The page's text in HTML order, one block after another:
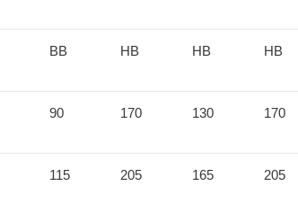
ВВ НВ НВ НВ
90 170 130 170
115 205 165 205